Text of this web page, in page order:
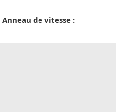
Anneau de vitesse :